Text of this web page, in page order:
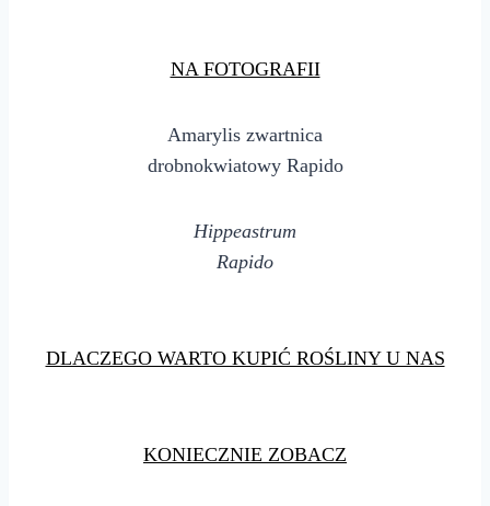
NA FOTOGRAFII
Amarylis zwartnica
drobnokwiatowy Rapido
Hippeastrum
Rapido
DLACZEGO WARTO KUPIĆ ROŚLINY U NAS
KONIECZNIE ZOBACZ